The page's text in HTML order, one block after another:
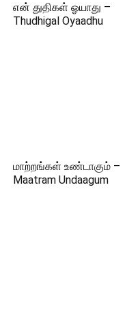
என் துதிகள் ஓயாது –
Thudhigal Oyaadhu
மாற்றங்கள் உண்டாகும் –
Maatram Undaagum